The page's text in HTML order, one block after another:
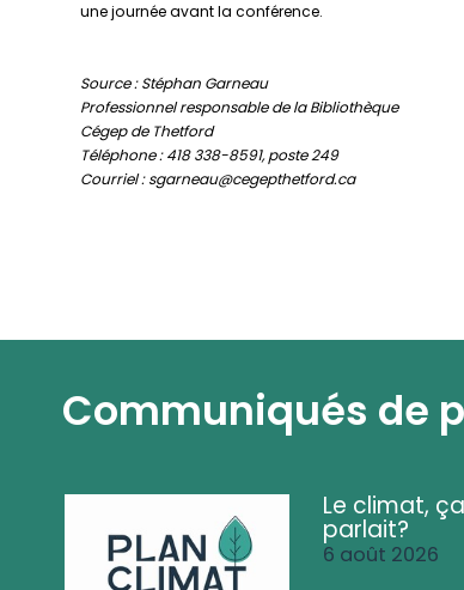
une journée avant la conférence.
Source : Stéphan Garneau
Professionnel responsable de la Bibliothèque
Cégep de Thetford
Téléphone : 418 338-8591, poste 249
Courriel : sgarneau@cegepthetford.ca
Communiqués de
Le climat,
parlait?
6 août 2026